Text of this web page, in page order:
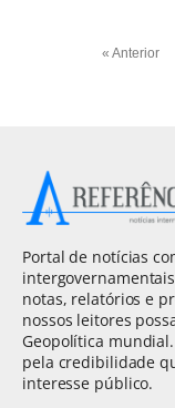
« Anterior
Portal de notícias
notas, relatórios e
nossos leitores
Geopolítica
pela credibilidade
interesse público.